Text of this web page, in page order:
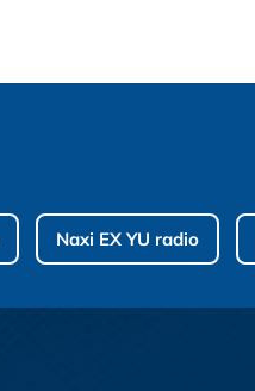
Naxi EX YU radio